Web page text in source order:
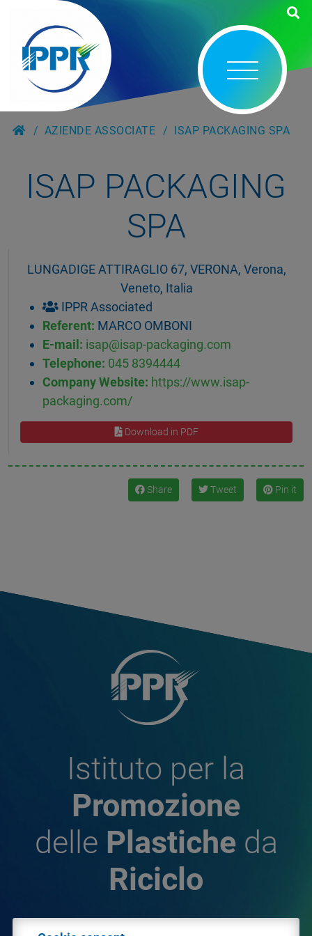
AZIENDE ASSOCIATE ISAP PACKAGING SPA
ISAP PACKAGING
SPA
LUNGADIGE ATTIRAGLIO 67, VERONA, Verona,
Veneto, Italia
IPPR Associated
Referent: MARCO OMBONI
E-mail: isap@isap-packaging.com
Telephone: 045 8394444
Company Website: https://www.isap-
packaging.com/
Download in PDF
Share Tweet Pin it
Istituto per la
Promozione
delle Plastiche da
Riciclo
© 2026 - IPPR Istituto per la Promozione delle